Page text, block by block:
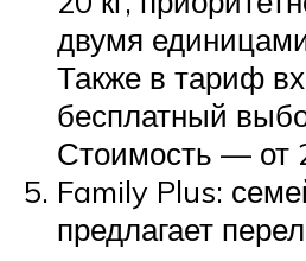
двумя
Также в тариф
бесплатный
Стоимость — от
Family Plus:
предлагает